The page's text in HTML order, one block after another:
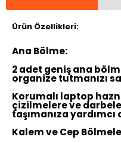
Ürün Özellikleri:
Ana Bölme:
2 adet geniş ana
organize tutmanızı
Korumalı laptop
çizilmelere ve
taşımanıza yardımcı
Kalem ve Cep